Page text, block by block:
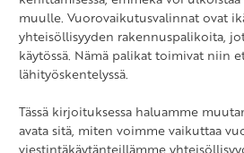
muulle. Vuorovaikutusvalinnat ovat
yhteisöllisyyden rakennuspalikoita,
käytössä. Nämä palikat toimivat niin
lähityöskentelyssä.
Tässä kirjoituksessa haluamme
avata sitä, miten voimme vaikuttaa
viestintäkäytänteillämme